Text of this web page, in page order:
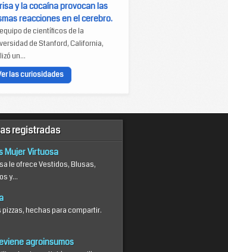
y la cocaína provocan las
reacciones en el cerebro.
de científicos de la
de Stanford, California,
un...
las curiosidades
registradas
Mujer Virtuosa
le ofrece Vestidos, Blusas,
y...
hechas para compartir.
agroinsumos